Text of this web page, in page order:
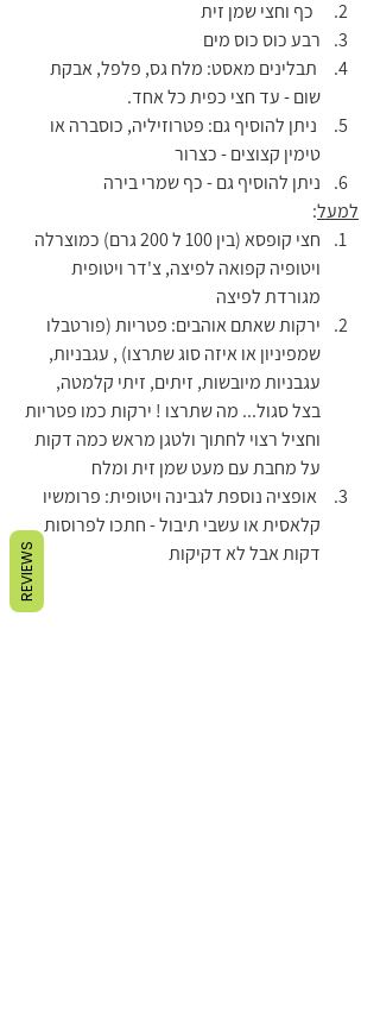
רבע כוס כוס מים
תבלינים מאסט: מלח גס, פלפל, אבקת
שום - עד חצי כפית כל אחד.
ניתן להוסיף גם: פטרוזיליה, כוסברה או
טימין קצוצים - כצרור
ניתן להוסיף גם - כף שמרי בירה
למעל:
חצי קופסא (בין 100 ל 200 גרם) כמוצרלה
ויטופיה קפואה לפיצה, צ'דר ויטופית
מגורדת לפיצה
ירקות שאתם אוהבים: פטריות (פורטבלו
שמפיניון או איזה סוג שתרצו) , עגבניות,
עגבניות מיובשות, זיתים, זיתי קלמטה,
בצל סגול... מה שתרצו ! ירקות כמו פטריות
וחציל רצוי לחתוך ולטגן מראש כמה דקות
על מחבת עם מעט שמן זית ומלח
אופציה נוספת לגבינה ויטופית: פרומשיו
קלאסית או עשבי תיבול - חתכו לפרוסות
דקות אבל לא דקיקות
REVIEWS